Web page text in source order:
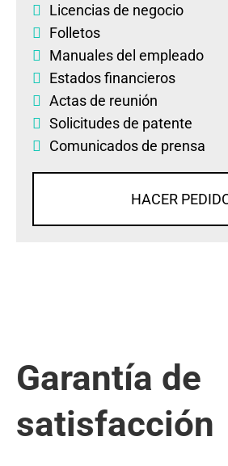
Licencias de negocio
Folletos
Manuales del empleado
Estados financieros
Actas de reunión
Solicitudes de patente
Comunicados de prensa
HACER
Garantía de
satisfacción